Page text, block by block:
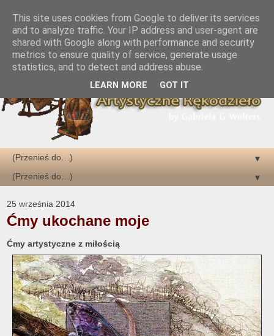
▼
▼
25 września 2014
Ćmy ukochane moje
Ćmy artystyczne z miłością
This site uses cookies from Google to deliver its services
and to analyze traffic. Your IP address and user-agent are
shared with Google along with performance and security
metrics to ensure quality of service, generate usage
statistics, and to detect and address abuse.
LEARN MORE GOT IT